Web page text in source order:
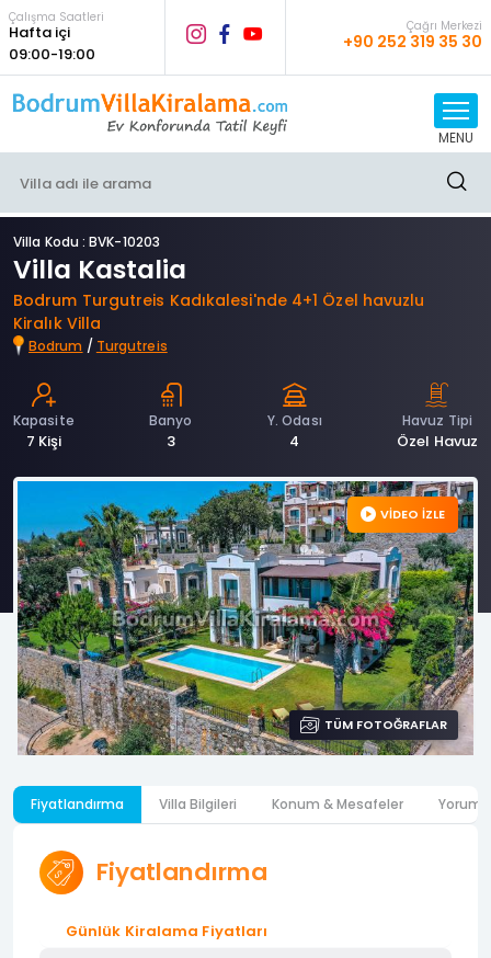
Çalışma Saatleri
Hafta içi
09:00-19:00
Çağrı Merkezi
+90 252 319 35 30
MENU
Villa Kodu : BVK-10203
Villa Kastalia
Bodrum Turgutreis Kadıkalesi'nde 4+1 Özel havuzlu
Kiralık Villa
Bodrum / Turgutreis
Kapasite
7 Kişi
Banyo
3
Y. Odası
4
Havuz Tipi
Özel Havuz
VİDEO İZLE
TÜM FOTOĞRAFLAR
Fiyatlandırma Villa Bilgileri Konum & Mesafeler
Fiyatlandırma
Günlük Kiralama Fiyatları